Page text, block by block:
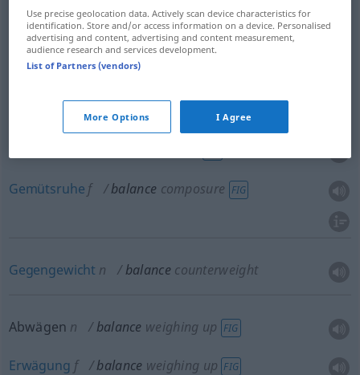
Gleichgewichtn balance equilibrium
Gleichgewichtn balance composure FIG
Gemütsruhe f balance composure FIG
Gegengewicht n balance counterweight
Abwägen n balance weighing up FIG
Erwägung f balance weighing up FIG
Use precise geolocation data. Actively scan device characteristics for
identification. Store and/or access information on a device. Personalised
advertising and content, advertising and content measurement,
audience research and services development.
List of Partners (vendors)
More Options I Agree